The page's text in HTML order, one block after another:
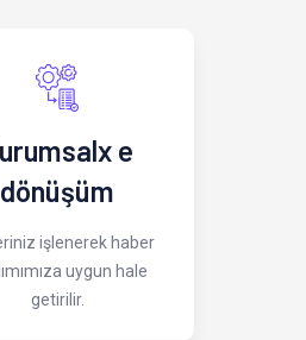
e
dönüşüm
işlenerek haber
uygun hale
getirilir.